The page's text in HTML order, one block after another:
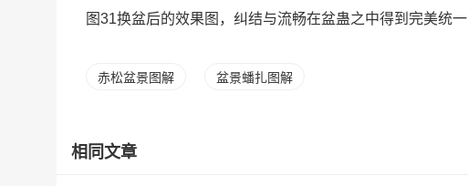
图31换盆后的效果图，纠结与流畅在盆蛊之中得到完美统一
赤松盆景图解 盆景蟠扎图解
相同文章